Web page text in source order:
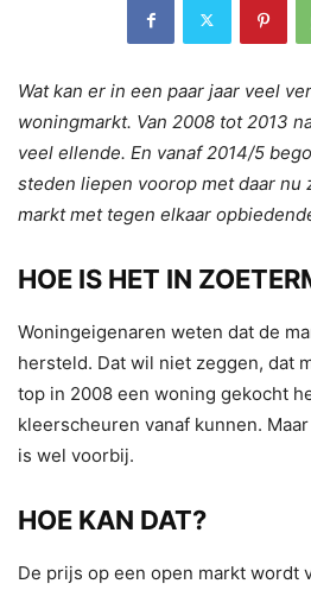
Wat kan er in een paar jaar veel
woningmarkt. Van 2008 tot 2013
veel ellende. En vanaf 2014/5
steden liepen voorop met daar nu
markt met tegen elkaar
HOE IS HET IN
Woningeigenaren weten dat de
hersteld. Dat wil niet zeggen, dat
top in 2008 een woning gekocht
kleerscheuren vanaf kunnen.
is wel voorbij.
HOE KAN DAT?
De prijs op een open markt wordt